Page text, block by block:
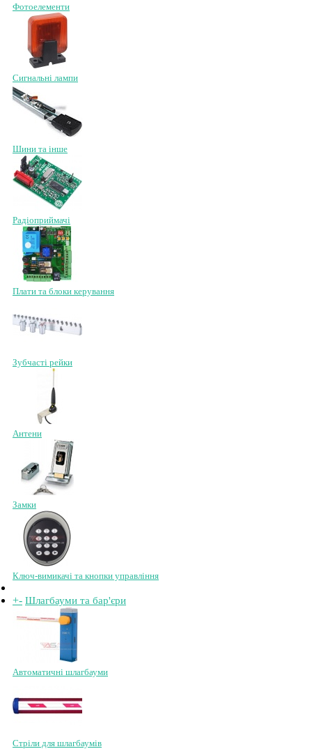
Фотоелементи
Сигнальні лампи
Шини та інше
Радіоприймачі
Плати та блоки керування
Зубчасті рейки
Антени
Замки
Ключ-вимикачі та кнопки управління
+- Шлагбауми та бар'єри
Автоматичні шлагбауми
Стріли для шлагбаумів